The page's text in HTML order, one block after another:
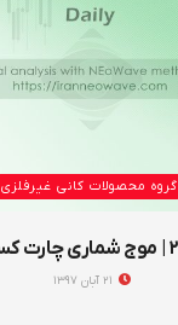
گروه محصولات کانی غیرفلزی